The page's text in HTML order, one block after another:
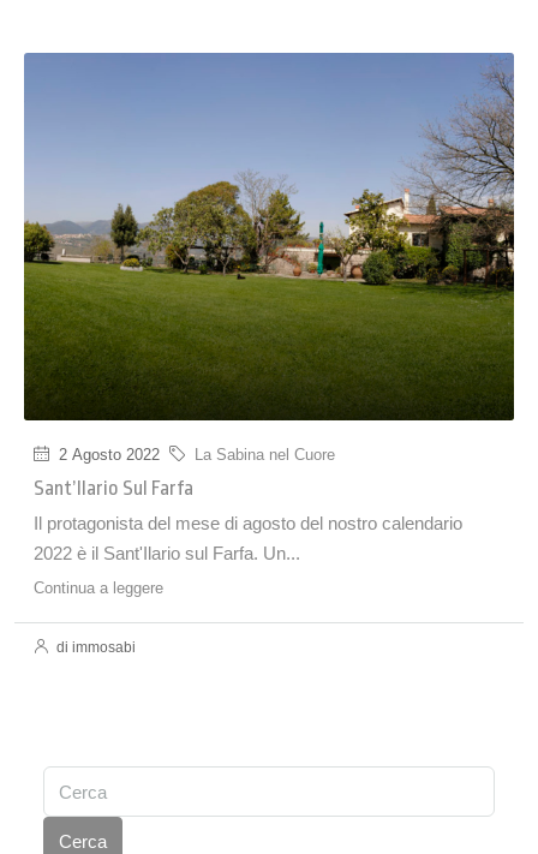
2 Agosto 2022 La Sabina nel Cuore
Sant’Ilario Sul Farfa
Il protagonista del mese di agosto del nostro calendario
2022 è il Sant'Ilario sul Farfa. Un...
Continua a leggere
di immosabi
Cerca